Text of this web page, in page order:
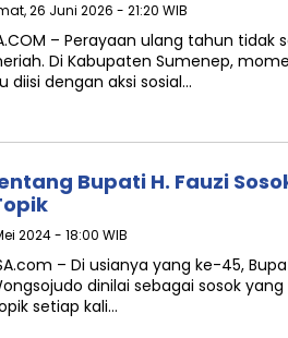
26 Juni 2026 - 21:20 WIB
– Perayaan ulang tahun tidak
Di Kabupaten Sumenep,
diisi dengan aksi sosial…
Bupati H. Fauzi
2024 - 18:00 WIB
– Di usianya yang ke-45,
dinilai sebagai sosok
setiap kali…